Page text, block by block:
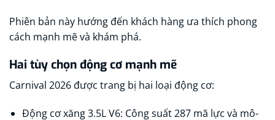
Phiên bản này hướng đến khách hàng ưa thích phong
cách mạnh mẽ và khám phá.
Hai tùy chọn động cơ mạnh mẽ
Carnival 2026 được trang bị hai loại động cơ:
Động cơ xăng 3.5L V6: Công suất 287 mã lực và mô-